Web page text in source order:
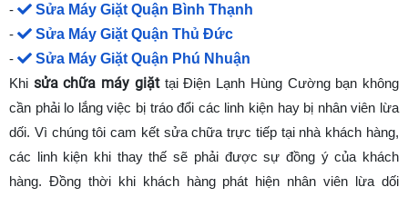
-
Sửa Máy Giặt Quận Bình Thạnh
- Sửa Máy Giặt Quận Thủ Đức
- Sửa Máy Giặt Quận Phú Nhuận
Khi sửa chữa máy giặttại Điện Lạnh Hùng Cường bạn không
cần phải lo lắng việc bị tráo đổi các linh kiện hay bị nhân viên lừa
dối. Vì chúng tôi cam kết sửa chữa trực tiếp tại nhà khách hàng,
các linh kiện khi thay thế sẽ phải được sự đồng ý của khách
hàng. Đồng thời khi khách hàng phát hiện nhân viên lừa dối